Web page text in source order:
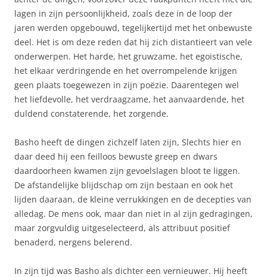
lagen in zijn persoonlijkheid, zoals deze in de loop der
jaren werden opgebouwd, tegelijkertijd met het onbewuste
deel. Het is om deze reden dat hij zich distantieert van vele
onderwerpen. Het harde, het gruwzame, het egoistische,
het elkaar verdringende en het overrompelende krijgen
geen plaats toegewezen in zijn poëzie. Daarentegen wel
het liefdevolle, het verdraagzame, het aanvaardende, het
duldend constaterende, het zorgende.
Basho heeft de dingen zichzelf laten zijn, Slechts hier en
daar deed hij een feilloos bewuste greep en dwars
daardoorheen kwamen zijn gevoelslagen bloot te liggen.
De afstandelijke blijdschap om zijn bestaan en ook het
lijden daaraan, de kleine verrukkingen en de decepties van
alledag. De mens ook, maar dan niet in al zijn gedragingen,
maar zorgvuldig uitgeselecteerd, als attribuut positief
benaderd, nergens belerend.
In zijn tijd was Basho als dichter een vernieuwer. Hij heeft